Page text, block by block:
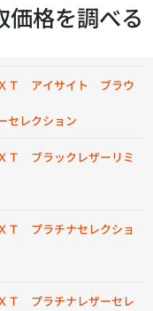
価格を調べる
Ｔ アイサイト ブラウ
セレクション
Ｔ ブラックレザーリミ
Ｔ プラチナセレクショ
Ｔ プラチナレザーセレ